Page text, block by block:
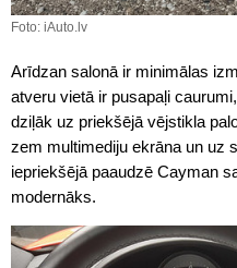
Foto: iAuto.lv
Arīdzan salonā ir minimālas
atveru vietā ir pusapaļi
dziļāk uz priekšējā vējstikla
zem multimediju ekrāna un uz
iepriekšējā paaudzē Cayman
modernāks.